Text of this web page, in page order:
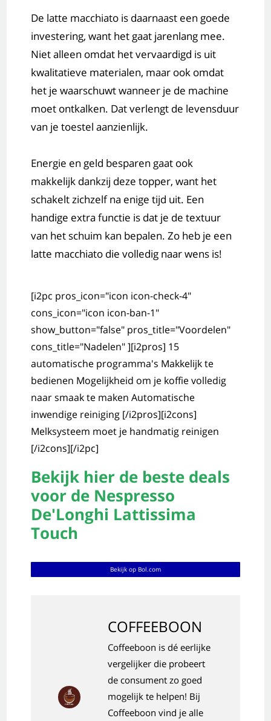
De latte macchiato is daarnaast een goede
investering, want het gaat jarenlang mee.
Niet alleen omdat het vervaardigd is uit
kwalitatieve materialen, maar ook omdat
het je waarschuwt wanneer je de machine
moet ontkalken. Dat verlengt de levensduur
van je toestel aanzienlijk.
Energie en geld besparen gaat ook
makkelijk dankzij deze topper, want het
schakelt zichzelf na enige tijd uit. Een
handige extra functie is dat je de textuur
van het schuim kan bepalen. Zo heb je een
latte macchiato die volledig naar wens is!
[i2pc pros_icon="icon icon-check-4"
cons_icon="icon icon-ban-1"
show_button="false" pros_title="Voordelen"
cons_title="Nadelen" ][i2pros] 15
automatische programma's Makkelijk te
bedienen Mogelijkheid om je koffie volledig
naar smaak te maken Automatische
inwendige reiniging [/i2pros][i2cons]
Melksysteem moet je handmatig reinigen
[/i2cons][/i2pc]
Bekijk hier de beste deals
voor de Nespresso
De'Longhi Lattissima
Touch
Bekijk op Bol.com
COFFEEBOON
Coffeeboon is dé eerlijke
vergelijker die probeert
de consument zo goed
mogelijk te helpen! Bij
Coffeeboon vind je alle